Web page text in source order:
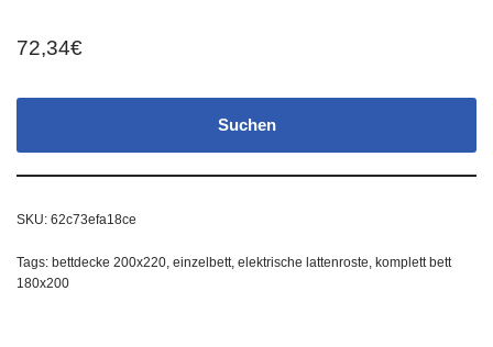
72,34€
Suchen
SKU: 62c73efa18ce
Tags: bettdecke 200x220, einzelbett, elektrische lattenroste, komplett bett
180x200